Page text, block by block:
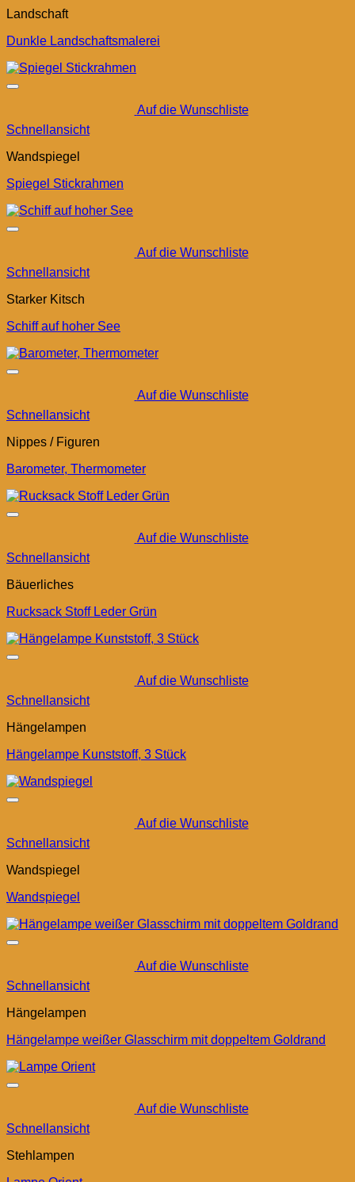
Landschaft
Dunkle Landschaftsmalerei
Auf die Wunschliste
Schnellansicht
Wandspiegel
Spiegel Stickrahmen
Auf die Wunschliste
Schnellansicht
Starker Kitsch
Schiff auf hoher See
Auf die Wunschliste
Schnellansicht
Nippes / Figuren
Barometer, Thermometer
Auf die Wunschliste
Schnellansicht
Bäuerliches
Rucksack Stoff Leder Grün
Auf die Wunschliste
Schnellansicht
Hängelampen
Hängelampe Kunststoff, 3 Stück
Auf die Wunschliste
Schnellansicht
Wandspiegel
Wandspiegel
Auf die Wunschliste
Schnellansicht
Hängelampen
Hängelampe weißer Glasschirm mit doppeltem Goldrand
Auf die Wunschliste
Schnellansicht
Stehlampen